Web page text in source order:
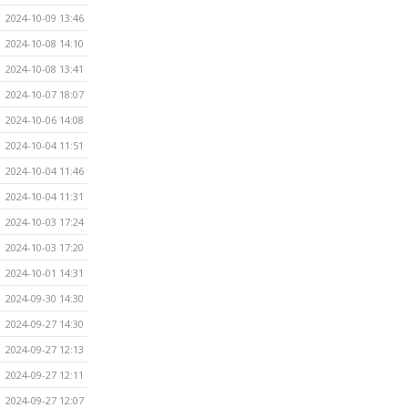
2024-10-09 13:46
2024-10-08 14:10
2024-10-08 13:41
2024-10-07 18:07
2024-10-06 14:08
2024-10-04 11:51
2024-10-04 11:46
2024-10-04 11:31
2024-10-03 17:24
2024-10-03 17:20
2024-10-01 14:31
2024-09-30 14:30
2024-09-27 14:30
2024-09-27 12:13
2024-09-27 12:11
2024-09-27 12:07